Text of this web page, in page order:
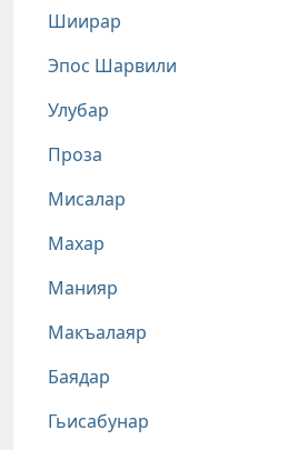
Шиирар
Эпос Шарвили
Улубар
Проза
Мисалар
Махар
Манияр
Макъалаяр
Баядар
Гьисабунар